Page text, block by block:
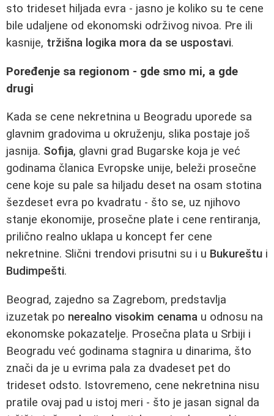
sto trideset hiljada evra - jasno je koliko su te cene
bile udaljene od ekonomski održivog nivoa. Pre ili
kasnije, tržišna logika mora da se uspostavi.
Poređenje sa regionom - gde smo mi, a gde
drugi
Kada se cene nekretnina u Beogradu uporede sa
glavnim gradovima u okruženju, slika postaje još
jasnija. Sofija, glavni grad Bugarske koja je već
godinama članica Evropske unije, beleži prosečne
cene koje su pale sa hiljadu deset na osam stotina
šezdeset evra po kvadratu - što se, uz njihovo
stanje ekonomije, prosečne plate i cene rentiranja,
prilično realno uklapa u koncept fer cene
nekretnine. Slični trendovi prisutni su i u Bukureštu i
Budimpešti.
Beograd, zajedno sa Zagrebom, predstavlja
izuzetak po nerealno visokim cenama u odnosu na
ekonomske pokazatelje. Prosečna plata u Srbiji i
Beogradu već godinama stagnira u dinarima, što
znači da je u evrima pala za dvadeset pet do
trideset odsto. Istovremeno, cene nekretnina nisu
pratile ovaj pad u istoj meri - što je jasan signal da